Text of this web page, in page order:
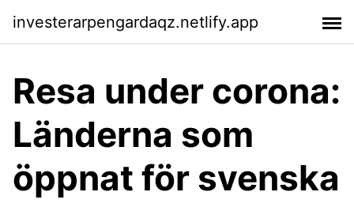
investerarpengardaqz.netlify.app
Resa under corona:
Länderna som
öppnat för svenska